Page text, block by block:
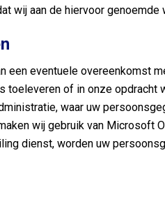
wij aan de hiervoor genoemde
een eventuele overeenkomst
toeleveren of in onze
waar uw
wij gebruik van Microsoft
dienst, worden uw